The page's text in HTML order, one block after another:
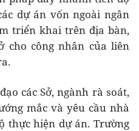
dự án vốn ngoài ngân
triển khai trên địa bàn,
cho công nhân của liên
các Sở, ngành rà soát,
mắc và yêu cầu nhà
thực hiện dự án. Trường